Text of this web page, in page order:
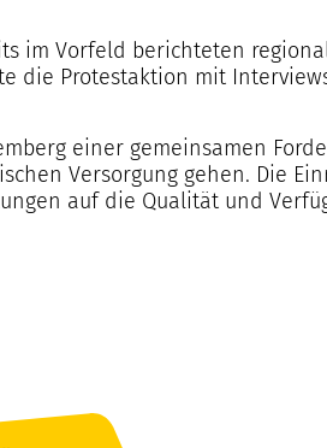
im Vorfeld berichteten
die Protestaktion mit
einer gemeinsamen
Versorgung gehen. Die
auf die Qualität und